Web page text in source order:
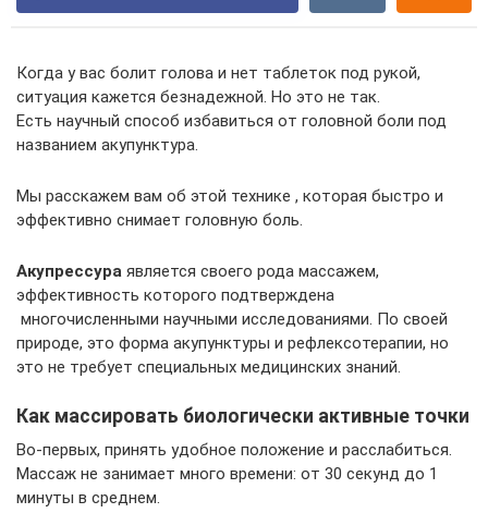
Когда у вас болит голова и нет таблеток под рукой,
ситуация кажется безнадежной. Но это не так.
Есть научный способ избавиться от головной боли под
названием акупунктура.
Мы расскажем вам об этой технике , которая быстро и
эффективно снимает головную боль.
Акупрессура является своего рода массажем,
эффективность которого подтверждена
многочисленными научными исследованиями. По своей
природе, это форма акупунктуры и рефлексотерапии, но
это не требует специальных медицинских знаний.
Как массировать биологически активные точки
Во-первых, принять удобное положение и расслабиться.
Массаж не занимает много времени: от 30 секунд до 1
минуты в среднем.